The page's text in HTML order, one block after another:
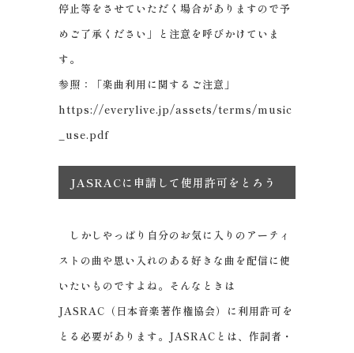
停止等をさせていただく場合がありますので予
めご了承ください」と注意を呼びかけていま
す。
参照：「楽曲利用に関するご注意」
https://everylive.jp/assets/terms/music
_use.pdf
JASRACに申請して使用許可をとろう
しかしやっぱり自分のお気に入りのアーティ
ストの曲や思い入れのある好きな曲を配信に使
いたいものですよね。そんなときは
JASRAC（日本音楽著作権協会）に利用許可を
とる必要があります。JASRACとは、作詞者・